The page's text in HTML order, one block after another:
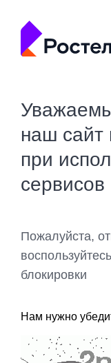
наш сайт
при
сервисов
Пожалуйста,
блокировки
Нам нужно